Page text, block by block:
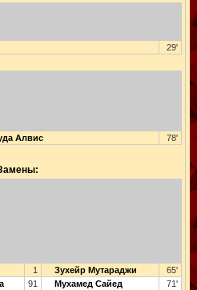
29'
Алвис 78'
1 Зухейр Мутараджи
65'
91 Мухамед Сайед 71'